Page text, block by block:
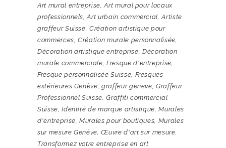
Art mural entreprise,Art mural pour locaux
professionnels,Art urbain commercial,Artiste
graffeur Suisse,Création artistique pour
commerces,Création murale personnalisée,
Décoration artistique entreprise,Décoration
murale commerciale,Fresque d'entreprise,
Fresque personnalisée Suisse, Fresques
extérieures Genève,graffeur geneve,Graffeur
Professionnel Suisse,Graffiti commercial
Suisse,Identité de marque artistique,Murales
d'entreprise,Murales pour boutiques, Murales
sur mesure Genève,Œuvre d'art sur mesure,
Transformez votre entreprise en art